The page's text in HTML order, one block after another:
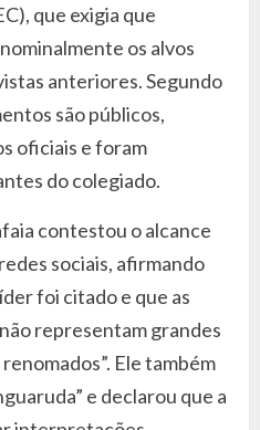
que exigia que
os alvos
anteriores. Segundo
são públicos,
oficiais e foram
do colegiado.
contestou o alcance
sociais, afirmando
foi citado e que as
representam grandes
Ele também
e declarou que a